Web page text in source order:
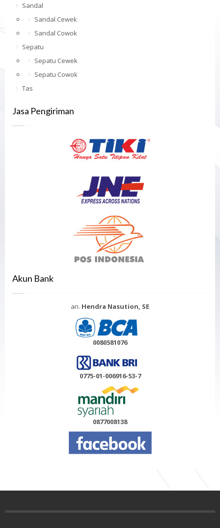
Sandal
Sandal Cewek
Sandal Cowok
Sepatu
Sepatu Cewek
Sepatu Cowok
Tas
Jasa Pengiriman
Akun Bank
an. Hendra Nasution, SE
0080581076
0775-01-006916-53-7
0877008138